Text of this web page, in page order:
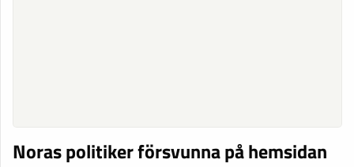
Noras politiker försvunna på hemsidan